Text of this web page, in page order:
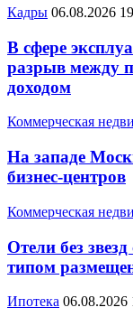
Кадры 06.08.2026
В сфере
разрыв между
доходом
Коммерческая
На западе
бизнес-центров
Коммерческая
Отели без
типом
Ипотека 06.08.2026